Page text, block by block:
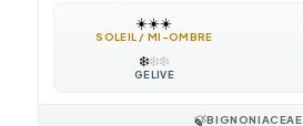
☀️☀️☀️
SOLEIL / MI-OMBRE
❄️❄️❄️
GÉLIVE
🍃BIGNONIACEAE